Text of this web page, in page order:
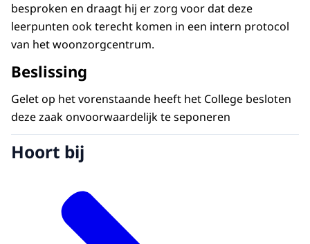
besproken en draagt hij er zorg voor dat deze
leerpunten ook terecht komen in een intern protocol
van het woonzorgcentrum.
Beslissing
Gelet op het vorenstaande heeft het College besloten
deze zaak onvoorwaardelijk te seponeren
Hoort bij